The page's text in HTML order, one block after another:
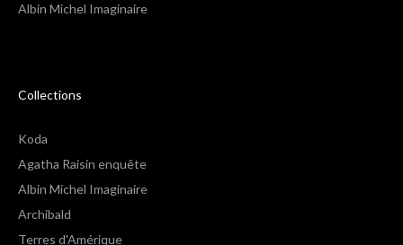
Albin Michel Imaginaire
Collections
Koda
Agatha Raisin enquête
Albin Michel Imaginaire
Archibald
Terres d'Amérique